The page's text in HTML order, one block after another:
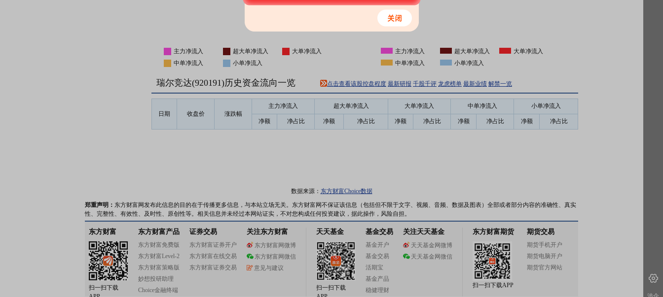
主力净流入 超大单净流入
大单净流入
中单净流入
小单净流入
主力净流入 超大单净流入
大单净流入
中单净流入
小单净流入
瑞尔竞达(920191)历史资金流向一览 点击查看该股控盘程度 最新研报 千股千评 龙虎榜单 最新业绩 解禁一览
日期 收盘价 涨跌幅
主力净流入 超大单净流入 大单净流入 中单净流入 小单净流入
净额 净占比 净额 净占比 净额 净占比 净额 净占比 净额 净占比
数据来源： 东方财富Choice数据
郑重声明： 东方财富网发布此信息的目的在于传播更多信息，与本站立场无关。东方财富网不保证该信息（包括但不限于文字、视频、音频、数据及图表）全部或者部分内容的准确性、真实
性、完整性、有效性、及时性、原创性等。相关信息并未经过本网站证实，不对您构成任何投资建议，据此操作，风险自担。
东方财富
扫一扫下载
东方财富产品
东方财富免费版
东方财富Level-2
东方财富策略版
妙想投研助理
Choice金融终端
证券交易
东方财富证券开户
东方财富在线交易
东方财富证券交易
关注东方财富
东方财富网微博
东方财富网微信
意见与建议
天天基金
扫一扫下载
基金交易
基金开户
基金交易
活期宝
基金产品
稳健理财
关注天天基金
天天基金网微博
天天基金网微信
东方财富期货
扫一扫下载APP
期货交易
期货手机开户
期货电脑开户
期货官方网站